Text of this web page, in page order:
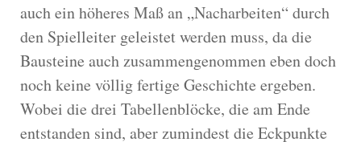
auch ein höheres Maß an „Nacharbeiten“ durch
den Spielleiter geleistet werden muss, da die
Bausteine auch zusammengenommen eben doch
noch keine völlig fertige Geschichte ergeben.
Wobei die drei Tabellenblöcke, die am Ende
entstanden sind, aber zumindest die Eckpunkte